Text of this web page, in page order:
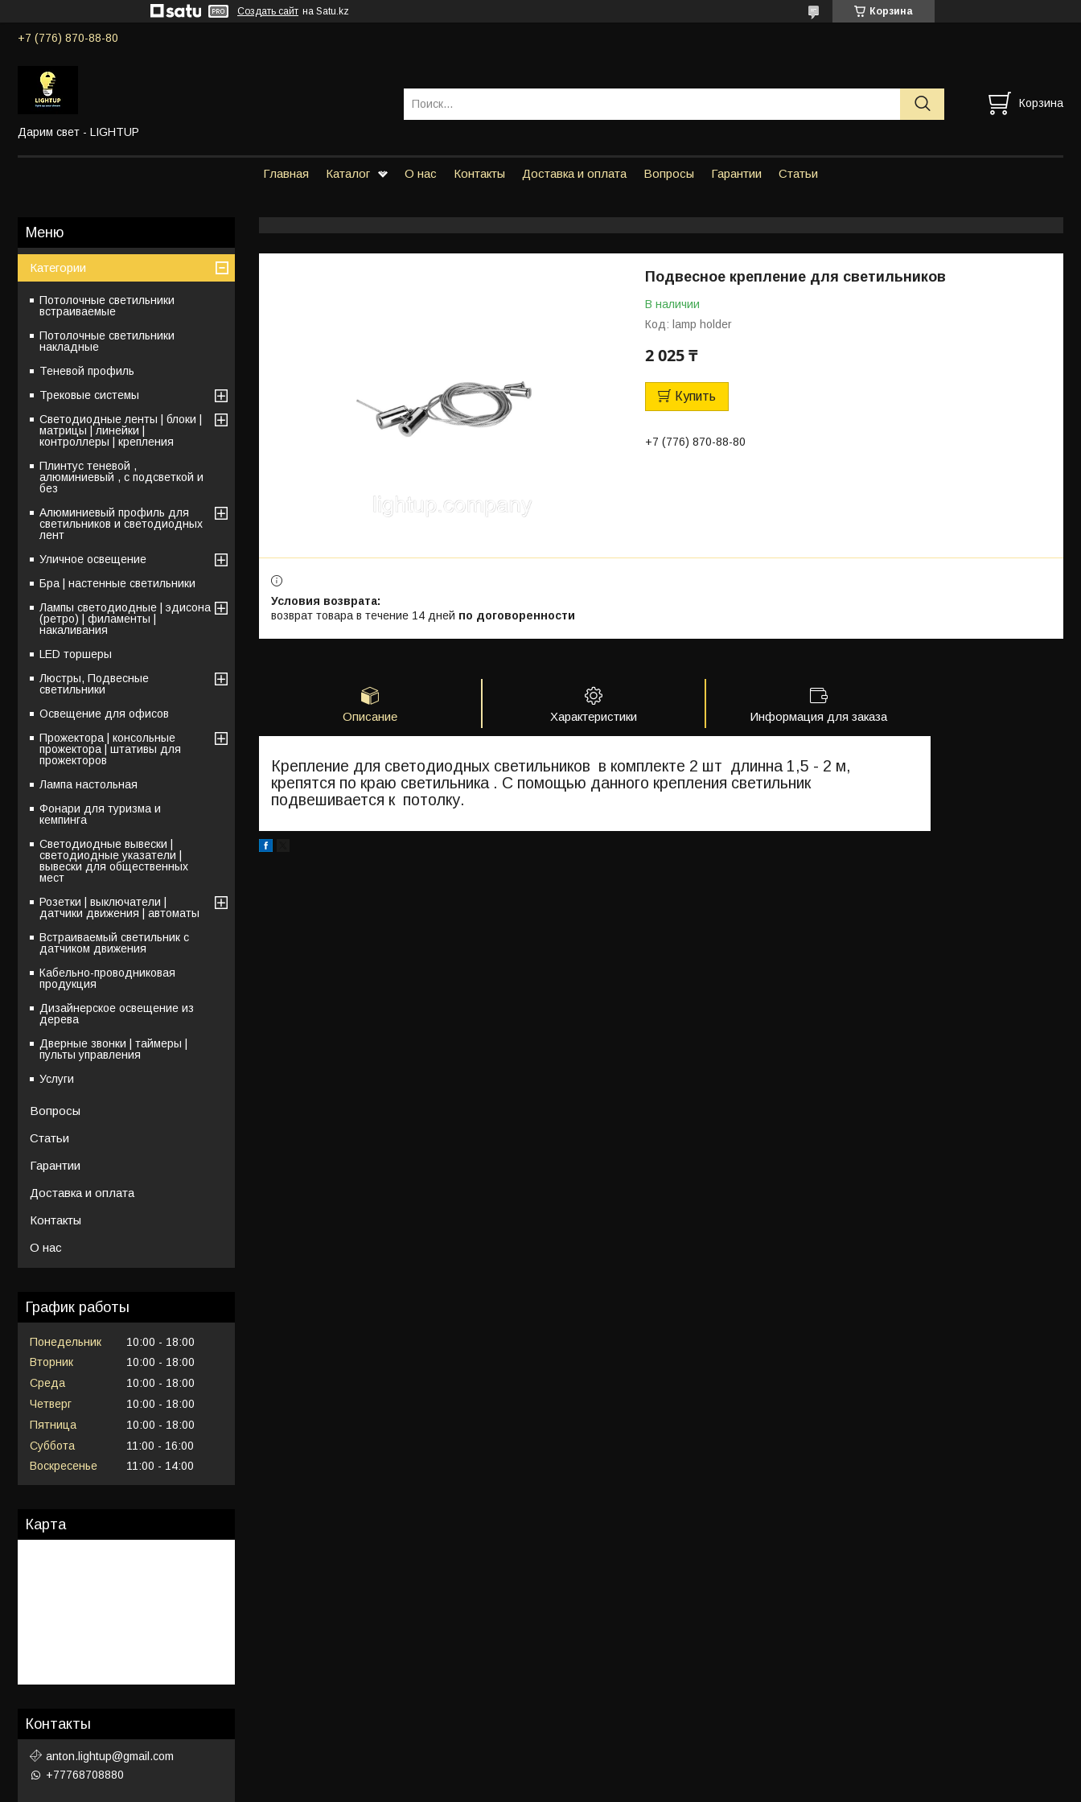
Создать сайт на Satu.kz Корзина
+7 (776) 870-88-80
Дарим свет - LIGHTUP
Корзина
Главная Каталог О нас Контакты Доставка и оплата Вопросы Гарантии Статьи
Подвесное крепление для светильников
В наличии
Код: lamp holder
2 025 ₸
Купить
+7 (776) 870-88-80
возврат товара в течение 14 дней по договоренности
Описание Характеристики Информация для заказа
Крепление для светодиодных светильников в комплекте 2 шт длинна 1,5 - 2 м,
крепятся по краю светильника . С помощью данного крепления светильник
подвешивается к потолку.
Категории
Потолочные светильники
встраиваемые
Потолочные светильники
накладные
Теневой профиль
Трековые системы
Светодиодные ленты | блоки |
матрицы | линейки |
контроллеры | крепления
Плинтус теневой ,
алюминиевый , с подсветкой и
без
Алюминиевый профиль для
светильников и светодиодных
лент
Уличное освещение
Бра | настенные светильники
Лампы светодиодные | эдисона
(ретро) | филаменты |
накаливания
LED торшеры
Люстры, Подвесные
светильники
Освещение для офисов
Прожектора | консольные
прожектора | штативы для
прожекторов
Лампа настольная
Фонари для туризма и
кемпинга
Светодиодные вывески |
светодиодные указатели |
вывески для общественных
мест
Розетки | выключатели |
датчики движения | автоматы
Встраиваемый светильник с
датчиком движения
Кабельно-проводниковая
продукция
Дизайнерское освещение из
дерева
Дверные звонки | таймеры |
пульты управления
Услуги
Вопросы
Статьи
Гарантии
Доставка и оплата
Контакты
О нас
График работы
Понедельник 10:00
18:00
Вторник
10:00
18:00
Среда
10:00
18:00
Четверг
10:00
18:00
Пятница
10:00
18:00
Суббота
11:00
16:00
Воскресенье
11:00 14:00
Карта
Контакты
anton.lightup@gmail.com
+77768708880